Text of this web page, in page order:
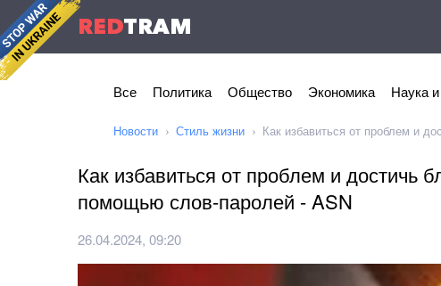
REDTRAM
Все Политика Общество Экономика Наука
Новости Стиль жизни Как избавиться от проблем и
Как избавиться от проблем и достичь
помощью слов-паролей - ASN
26.04.2024, 09:20